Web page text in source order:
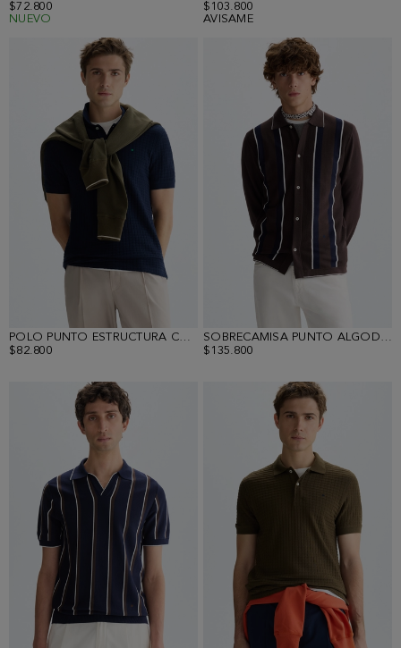
$72.800
NUEVO
$103.800
AVISAME
POLO PUNTO ESTRUCTURA CUBOS
$82.800
SOBRECAMISA PUNTO ALGODÓN PIMA RAYAS
$135.800